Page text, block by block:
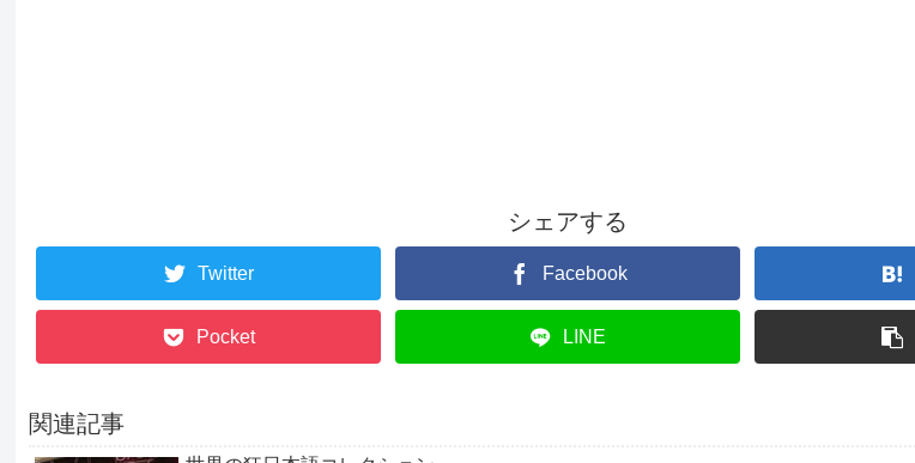
シェアする
Twitter Facebook
Pocket LINE
関連記事